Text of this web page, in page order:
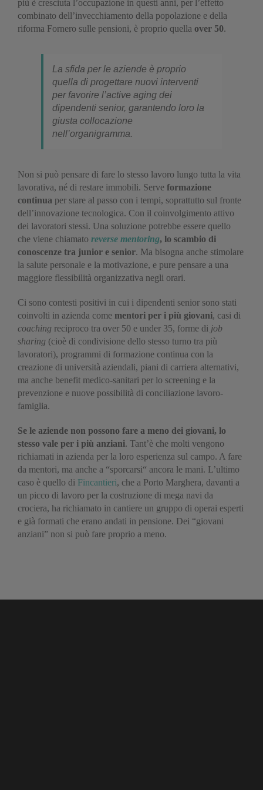
più è cresciuta l’occupazione in questi anni, per l’effetto
combinato dell’invecchiamento della popolazione e della
riforma Fornero sulle pensioni, è proprio quella over 50.
La sfida per le aziende è proprio
quella di progettare nuovi interventi
per favorire l’active aging dei
dipendenti senior, garantendo loro la
giusta collocazione
nell’organigramma.
Non si può pensare di fare lo stesso lavoro lungo tutta la vita
lavorativa, né di restare immobili. Serve formazione
continua per stare al passo con i tempi, soprattutto sul fronte
dell’innovazione tecnologica. Con il coinvolgimento attivo
dei lavoratori stessi. Una soluzione potrebbe essere quello
che viene chiamato reverse mentoring, lo scambio di
conoscenze tra junior e senior. Ma bisogna anche stimolare
la salute personale e la motivazione, e pure pensare a una
maggiore flessibilità organizzativa negli orari.
Ci sono contesti positivi in cui i dipendenti senior sono stati
coinvolti in azienda come mentori per i più giovani, casi di
coaching reciproco tra over 50 e under 35, forme di job
sharing (cioè di condivisione dello stesso turno tra più
lavoratori), programmi di formazione continua con la
creazione di università aziendali, piani di carriera alternativi,
ma anche benefit medico-sanitari per lo screening e la
prevenzione e nuove possibilità di conciliazione lavoro-
famiglia.
Se le aziende non possono fare a meno dei giovani, lo
stesso vale per i più anziani. Tant’è che molti vengono
richiamati in azienda per la loro esperienza sul campo. A fare
da mentori, ma anche a “sporcarsi“ ancora le mani. L’ultimo
caso è quello di Fincantieri, che a Porto Marghera, davanti a
un picco di lavoro per la costruzione di mega navi da
crociera, ha richiamato in cantiere un gruppo di operai esperti
e già formati che erano andati in pensione. Dei “giovani
anziani” non si può fare proprio a meno.